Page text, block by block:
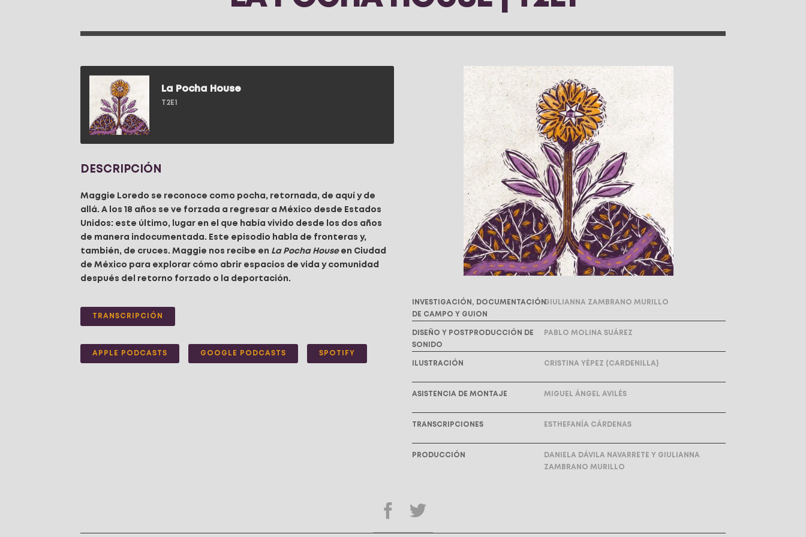
La Pocha House
T2E1
DESCRIPCIÓN
Maggie Loredo se reconoce como pocha, retornada, de aquí y de
allá. A los 18 años se ve forzada a regresar a México desde Estados
Unidos: este último, lugar en el que había vivido desde los dos años
de manera indocumentada. Este episodio habla de fronteras y,
también, de cruces. Maggie nos recibe en La Pocha House en Ciudad
de México para explorar cómo abrir espacios de vida y comunidad
después del retorno forzado o la deportación.
TRANSCRIPCIÓN
APPLE PODCASTS GOOGLE PODCASTS SPOTIFY
INVESTIGACIÓN, DOCUMENTACIÓN
DE CAMPO Y GUION
GIULIANNA ZAMBRANO MURILLO
DISEÑO Y POSTPRODUCCIÓN DE
SONIDO
PABLO MOLINA SUÁREZ
ILUSTRACIÓN CRISTINA YÉPEZ (CARDENILLA)
ASISTENCIA DE MONTAJE MIGUEL ÁNGEL AVILÉS
TRANSCRIPCIONES ESTHEFANÍA CÁRDENAS
PRODUCCIÓN
DANIELA DÁVILA NAVARRETE Y GIULIANNA
ZAMBRANO MURILLO